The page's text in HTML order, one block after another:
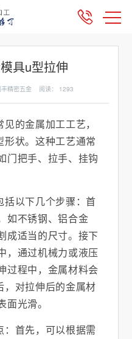
具u型拉伸
精密五金 阅读： 1293
见的金属加工工艺，
状。这种工艺通常
门把手、拉手、挂钩
括以下几个步骤：首
如不锈钢、铝合金
成适当的尺寸。接下
，通过机械力或液压
过程中，金属材料会
对拉伸后的金属材
光滑。
首先，可以根据需